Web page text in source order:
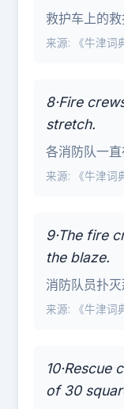
救护车上的救
来源: 《牛津词
8·Fire
stretch.
各消防队一直
来源: 《牛津词
9·The fire
the blaze.
消防队员扑灭
来源: 《牛津词
10·Rescue
of 30